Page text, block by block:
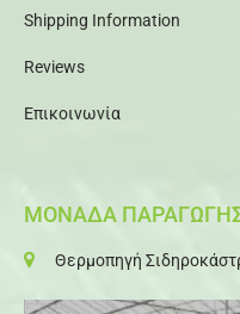
Shipping Information
Reviews
Επικοινωνία
ΜΟΝΑΔΑ
Θερμοπηγή